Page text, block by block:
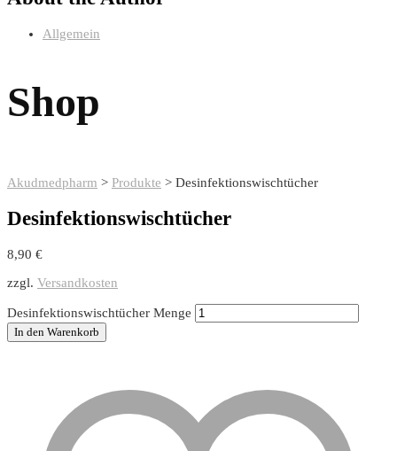
Allgemein
Shop
Akudmedpharm > Produkte > Desinfektionswischtücher
Desinfektionswischtücher
8,90 €
zzgl. Versandkosten
Desinfektionswischtücher Menge
In den Warenkorb